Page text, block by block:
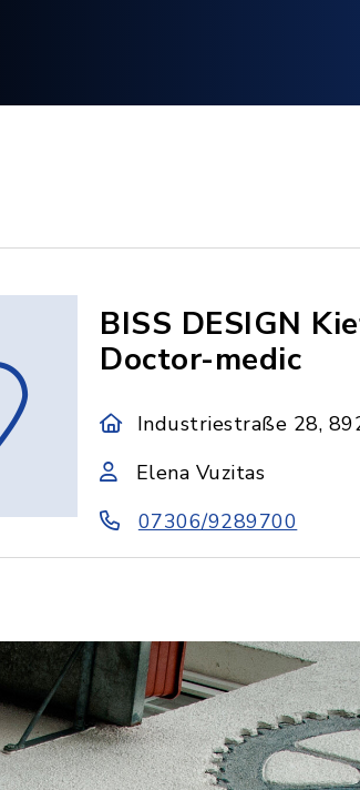
BISS DESIGN
Doctor-medic
Industriestraße 28,
Elena Vuzitas
07306/9289700